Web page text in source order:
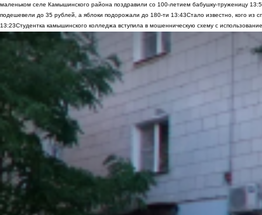
маленьком селе Камышинского района поздравили со 100-летием бабушку-труженицу
подешевели до 35 рублей, а яблоки подорожали до 180-ти 13:43Стало известно, кого из
13:23Студентка камышинского колледжа вступила в мошенническую схему с